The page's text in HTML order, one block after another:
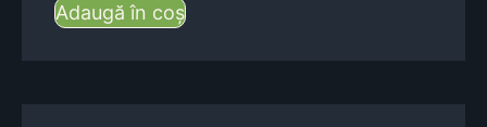
Adaugă în coș